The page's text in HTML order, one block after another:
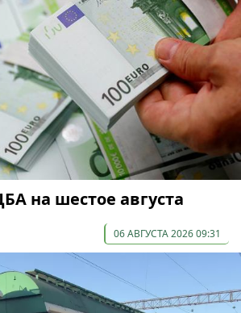
на шестое августа
06 АВГУСТА 2026 09:31